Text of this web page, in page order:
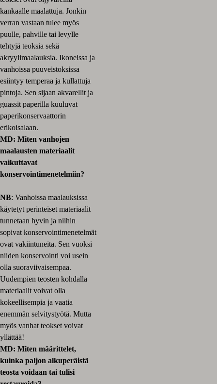
kankaalle maalattuja. Jonkin
verran vastaan tulee myös
puulle, pahville tai levylle
tehtyjä teoksia sekä
akryylimaalauksia. Ikoneissa ja
vanhoissa puuveistoksissa
esiintyy temperaa ja kullattuja
pintoja. Sen sijaan akvarellit ja
guassit paperilla kuuluvat
paperikonservaattorin
erikoisalaan.
MD: Miten vanhojen
maalausten materiaalit
vaikuttavat
konservointimenetelmiin?
NB: Vanhoissa maalauksissa
käytetyt perinteiset materiaalit
tunnetaan hyvin ja niihin
sopivat konservointimenetelmät
ovat vakiintuneita. Sen vuoksi
niiden konservointi voi usein
olla suoraviivaisempaa.
Uudempien teosten kohdalla
materiaalit voivat olla
kokeellisempia ja vaatia
enemmän selvitystyötä. Mutta
myös vanhat teokset voivat
yllättää!
MD: Miten määrittelet,
kuinka paljon alkuperäistä
teosta voidaan tai tulisi